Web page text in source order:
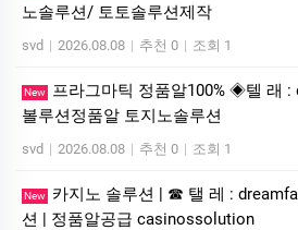
노솔루션/ 토토솔루션제작
svd | 2026.08.08 | 추천 0 | 조회 1
New
프라그마틱 정품알100% ◈텔 래
볼루션정품알 토지노솔루션
svd | 2026.08.08 | 추천 0 | 조회 1
New
카지노 솔루션 | ☎ 탤 레 :
션 | 정품알공급 casinossolution